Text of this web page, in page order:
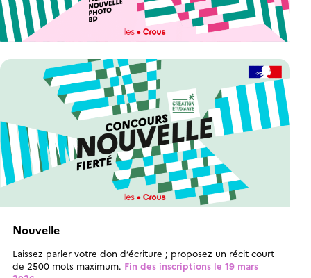
Nouvelle
Laissez parler votre don d’écriture ; proposez un récit court
de 2500 mots maximum. Fin des inscriptions le 19 mars